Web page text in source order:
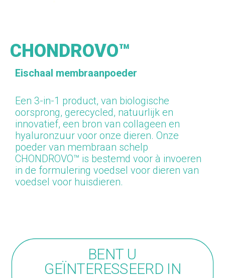
CHONDROVO™
Eischaal membraanpoeder
Een 3-in-1 product, van biologische
oorsprong, gerecycled, natuurlijk en
innovatief, een bron van collageen en
hyaluronzuur voor onze dieren. Onze
poeder van membraan schelp
CHONDROVO™ is bestemd voor à invoeren
in de formulering voedsel voor dieren van
voedsel voor huisdieren.
BENT U
GEÏNTERESSEERD IN